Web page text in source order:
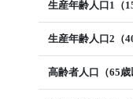
生産年齢人口1（
生産年齢人口2（
高齢者人口（65歳